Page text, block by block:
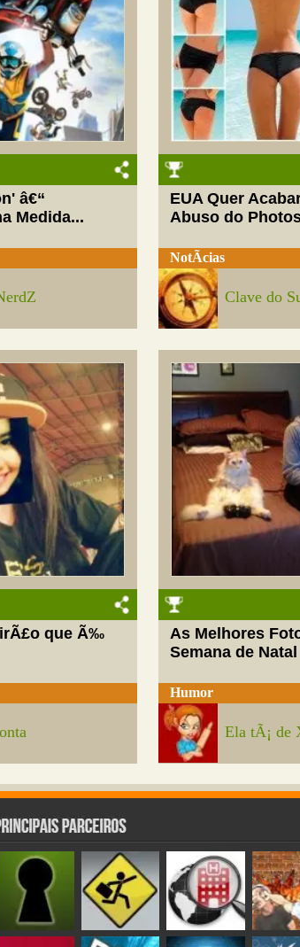
â€“
Medida...
EUA Quer
Abuso do
NotÃ­cias
Clave do
que Ã‰
As Melhores
Semana de Natal
Humor
Ela tÃ¡ de